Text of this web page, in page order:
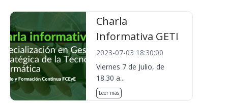
Charla
Informativa GETI
2023-07-03 18:30:00
Viernes 7 de Julio, de
18.30 a...
Leer más